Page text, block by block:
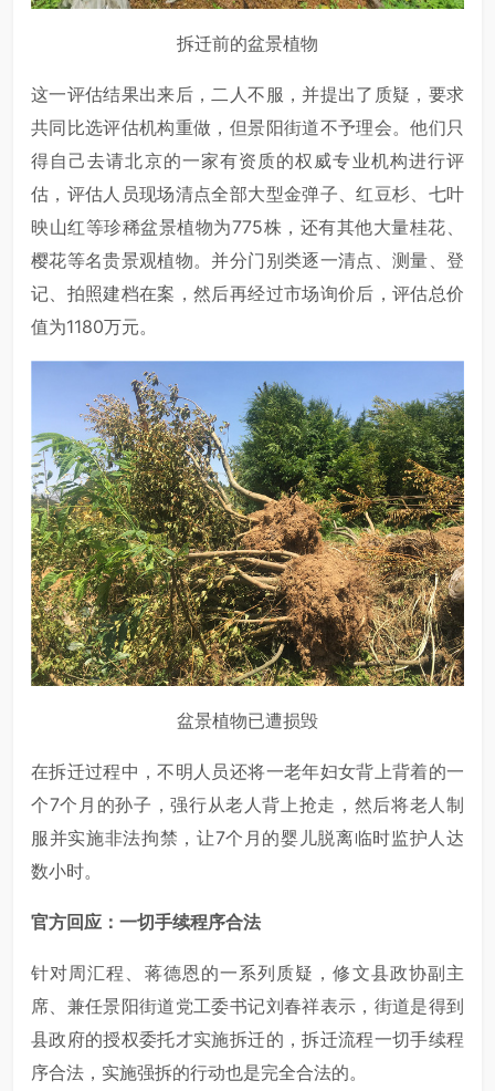
拆迁前的盆景植物
这一评估结果出来后，二人不服，并提出了质疑，要求
共同比选评估机构重做，但景阳街道不予理会。他们只
得自己去请北京的一家有资质的权威专业机构进行评
估，评估人员现场清点全部大型金弹子、红豆杉、七叶
映山红等珍稀盆景植物为775株，还有其他大量桂花、
樱花等名贵景观植物。并分门别类逐一清点、测量、登
记、拍照建档在案，然后再经过市场询价后，评估总价
值为1180万元。
盆景植物已遭损毁
在拆迁过程中，不明人员还将一老年妇女背上背着的一
个7个月的孙子，强行从老人背上抢走，然后将老人制
服并实施非法拘禁，让7个月的婴儿脱离临时监护人达
数小时。
官方回应：一切手续程序合法
针对周汇程、蒋德恩的一系列质疑，修文县政协副主
席、兼任景阳街道党工委书记刘春祥表示，街道是得到
县政府的授权委托才实施拆迁的，拆迁流程一切手续程
序合法，实施强拆的行动也是完全合法的。